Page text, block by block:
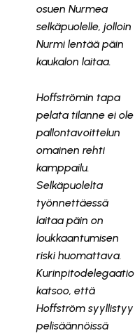
osuen Nurmea
selkäpuolelle, jolloin
Nurmi lentää päin
kaukalon laitaa.
Hoffströmin tapa
pelata tilanne ei ole
pallontavoittelun
omainen rehti
kamppailu.
Selkäpuolelta
työnnettäessä
laitaa päin on
loukkaantumisen
riski huomattava.
Kurinpitodelegaatio
katsoo, että
Hoffström syyllistyy
pelisäännöissä